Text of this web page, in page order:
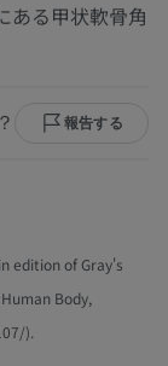
ある甲状軟骨角
報告する
edition of Gray's
Body,
).